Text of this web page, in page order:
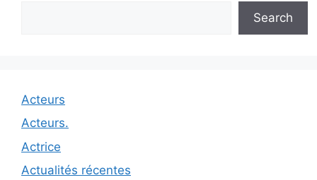
Search
Acteurs
Acteurs.
Actrice
Actualités récentes